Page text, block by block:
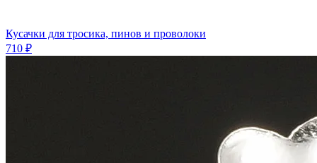
Кусачки для тросика, пинов и проволоки
710 ₽